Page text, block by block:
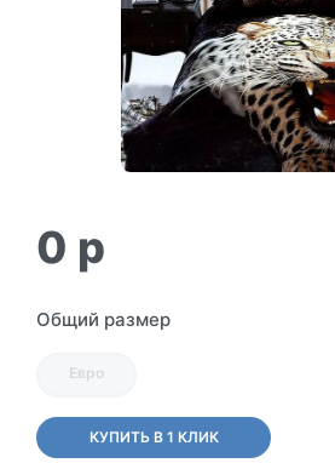
0 p
Общий размер
Евро
КУПИТЬ В 1 КЛИК